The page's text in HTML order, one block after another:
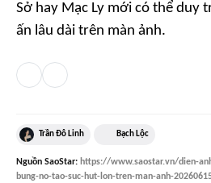
Sở hay Mạc Ly mới có thể duy
ấn lâu dài trên màn ảnh.
Trần Đô Linh Bạch Lộc
Nguồn SaoStar: https://www.saostar.vn/dien-
bung-no-tao-suc-hut-lon-tren-man-anh-